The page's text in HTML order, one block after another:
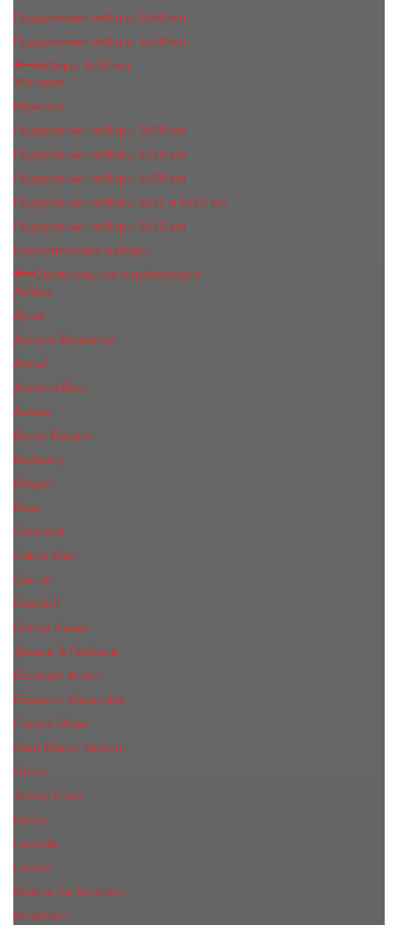
Подарочные наборы 3x50 мл
Подарочные наборы 3x20 мл
Наборы 3х20 мл
Женские
Мужские
Подарочные наборы 3х30 мл
Подарочные наборы 4x15 мл
Подарочные наборы 4x30 мл
Подарочные наборы 5x11 и 5х12 мл
Подарочные наборы 5x15 мл
Косметические наборы
Оригинальная парфюмерия
Adidas
Ajmal
Antonio Banderas
Armaf
Armand Basi
Azzaro
Bruno Banani
Burberry
Bvlgari
Boss
Cacharel
Calvin Klein
Cerruti
Davidoff
Donna Karan
Дольче & Габбана
Elizabeth Arden
Escentric Molecules
Franck Oliver
Gian Marco Venturi
Gucci
Jimmy Choo
Kenzo
Lacoste
Lanvin
Marina De Bourbon
Moschino